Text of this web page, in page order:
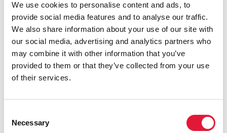
We use cookies to personalise content and ads, to
provide social media features and to analyse our traffic.
We also share information about your use of our site with
our social media, advertising and analytics partners who
may combine it with other information that you’ve
provided to them or that they’ve collected from your use
of their services.
Selection
Necessary
de solidarité mondiale et de la
responsabilité partagée pour le Malawi.
Ce nouvel investissement reconnaît
l'excellent travail et l'engagement du
Malawi. Je n'ai aucun doute qu'un
leadership solide du Malawi va mener
au succès. »
MICHEL SIDIBÉ, DIRECTEUR EXÉCUTIF DE